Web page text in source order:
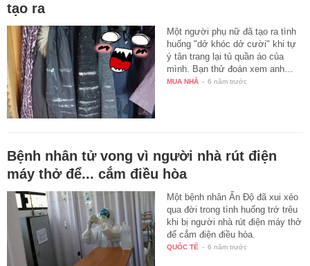
tạo ra
Một người phụ nữ đã tạo ra tình
huống "dở khóc dở cười" khi tự
ý tân trang lại tủ quần áo của
mình. Bạn thử đoán xem anh…
MUA NHÀ - 6 năm trước
Bệnh nhân tử vong vì người nhà rút điện
máy thở để... cắm điều hòa
Một bệnh nhân Ấn Độ đã xui xẻo
qua đời trong tình huống trớ trêu
khi bị người nhà rút điện máy thở
để cắm điện điều hòa.
QUỐC TẾ - 6 năm trước